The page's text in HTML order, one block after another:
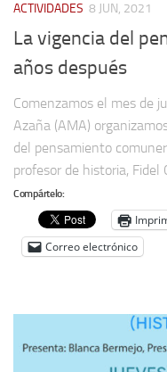
ACTIVIDADES 8 JUN, 2021
La vigencia del
años después
Comenzamos el mes de
Azaña (AMA)
del pensamiento
profesor de historia, Fidel
Compártelo:
Correo electrónico